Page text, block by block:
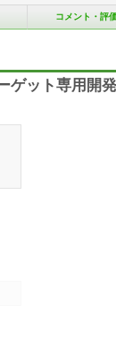
コメント・評
ゲット専用開